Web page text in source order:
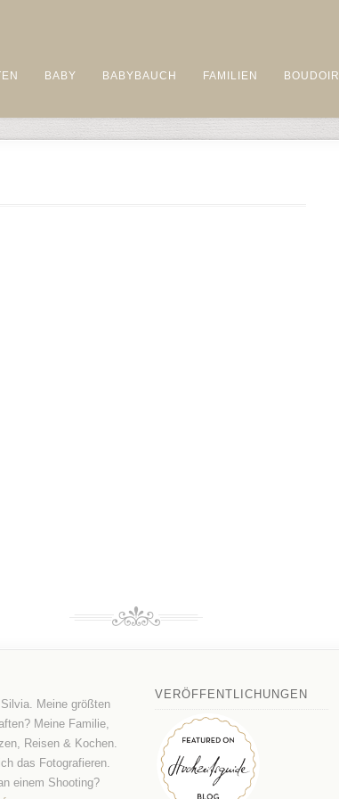
BABY BABYBAUCH FAMILIEN BOUDOIR
Meine größten
Meine Familie,
Reisen & Kochen.
das Fotografieren.
einem Shooting?
VERÖFFENTLICHUNGEN